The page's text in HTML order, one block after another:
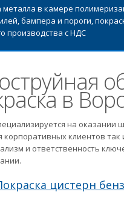
металла в камере
бампера и пороги,
производства с НДС
в
на оказании
корпоративных клиентов так
и ответственность
цистерн